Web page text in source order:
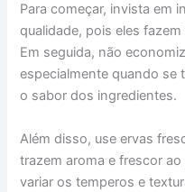
Para começar, invista em
qualidade, pois eles
Em seguida, não
especialmente quando se
o sabor dos ingredientes.
Além disso, use ervas
trazem aroma e frescor
variar os temperos e